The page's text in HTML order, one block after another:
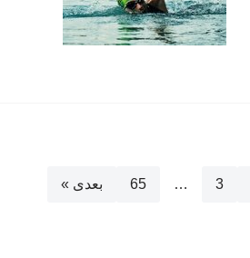
3
…
65 بعدی »